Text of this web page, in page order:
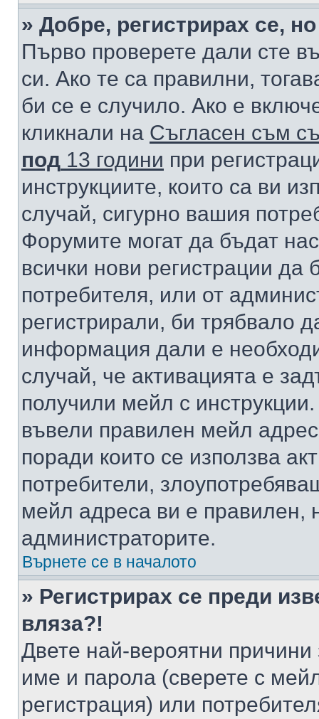
» Добре, регистрирах се,
Първо проверете дали сте
си. Ако те са правилни,
би се е случило. Ако е
кликнали на Съгласен съм
под 13 години при
инструкциите, които са ви
случай, сигурно вашия
Форумите могат да бъдат
всички нови регистрации да
потребителя, или от
регистрирали, би трябвало
информация дали е
случай, че активацията е
получили мейл с
въвели правилен мейл
поради които се използва
потребители,
мейл адреса ви е правилен,
администраторите.
Върнете се в началото
» Регистрирах се преди
вляза?!
Двете най-вероятни
име и парола (сверете с
регистрация) или